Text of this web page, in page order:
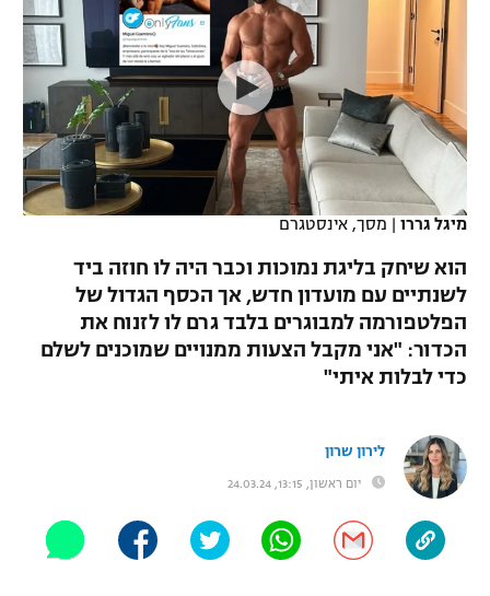
VOD
רץ ברשת
תוצאות
לוח שידורים
ברחבה
"מעל הליגה" – פודקאסט
"מחצית בשכונה" – פודקאסט
נבחרת ישראל
מכבי חיפה
בית"ר ירושלים
מכבי תל אביב
הפועל תל אביב
הפועל חיפה
הפועל באר שבע
בני יהודה
ליגה ספרדית
ליגה איטלקית
ליגה צרפתית
ליגה הולנדית
ליגה טורקית
ליגה סינית
ליגה ברזילאית
כדורסל נשים
מכבי תל אביב
הפועל חולון
הפועל ירושלים
דני אבדיה
יורוליג
יורוקאפ
טניס
כדוריד
כדורעף
שחייה
ג'ודו
אגרוף
ספורט אולימפי
היאבקות WWE
אופניים
מיגל גררו | מסך, אינסטגרם
הוא שיחק בליגת נמוכות וכבר היה לו חוזה ביד
לשנתיים עם מועדון חדש, אך הכסף הגדול של
הפלטפורמה למבוגרים בלבד גרם לו לזנוח את
הכדור: "אני מקבל הצעות ממנויים שמוכנים לשלם
כדי לבלות איתי"
לירון שרון
יום ראשון, 13:15, 24.03.24